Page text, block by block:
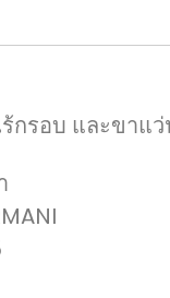
ร้กรอบ และขา